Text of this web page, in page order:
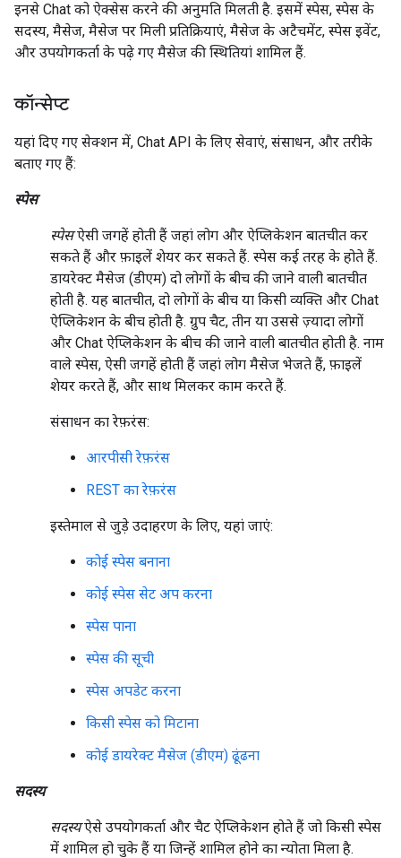
इनसे Chat को ऐक्सेस करने की अनुमति मिलती है. इसमें स्पेस, स्पेस के
सदस्य, मैसेज, मैसेज पर मिली प्रतिक्रियाएं, मैसेज के अटैचमेंट, स्पेस इवेंट,
और उपयोगकर्ता के पढ़े गए मैसेज की स्थितियां शामिल हैं.
कॉन्सेप्ट
यहां दिए गए सेक्शन में, Chat API के लिए सेवाएं, संसाधन, और तरीके
बताए गए हैं:
स्पेस
स्पेसऐसी जगहें होती हैं जहां लोग और ऐप्लिकेशन बातचीत कर
सकते हैं और फ़ाइलें शेयर कर सकते हैं. स्पेस कई तरह के होते हैं.
डायरेक्ट मैसेज (डीएम) दो लोगों के बीच की जाने वाली बातचीत
होती है. यह बातचीत, दो लोगों के बीच या किसी व्यक्ति और Chat
ऐप्लिकेशन के बीच होती है. ग्रुप चैट, तीन या उससे ज़्यादा लोगों
और Chat ऐप्लिकेशन के बीच की जाने वाली बातचीत होती है. नाम
वाले स्पेस, ऐसी जगहें होती हैं जहां लोग मैसेज भेजते हैं, फ़ाइलें
शेयर करते हैं, और साथ मिलकर काम करते हैं.
संसाधन का रेफ़रंस:
आरपीसी रेफ़रंस
REST का रेफ़रंस
इस्तेमाल से जुड़े उदाहरण के लिए, यहां जाएं:
कोई स्पेस बनाना
कोई स्पेस सेट अप करना
स्पेस पाना
स्पेस की सूची
स्पेस अपडेट करना
किसी स्पेस को मिटाना
कोई डायरेक्ट मैसेज (डीएम) ढूंढना
सदस्य
सदस्यऐसे उपयोगकर्ता और चैट ऐप्लिकेशन होते हैं जो किसी स्पेस
में शामिल हो चुके हैं या जिन्हें शामिल होने का न्योता मिला है.